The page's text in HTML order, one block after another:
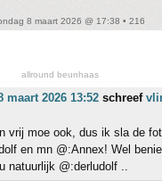
8 maart 2026 @ 17:38 • 216
allround beunhaas
maart 2026 13:52 schreef
vrij moe ook, dus ik sla de
en mn @:Annex! Wel
natuurlijk @:derludolf ..